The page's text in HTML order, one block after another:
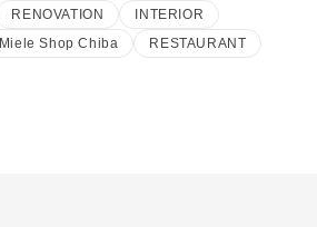
RENOVATION
INTERIOR
Miele Shop Chiba
RESTAURANT